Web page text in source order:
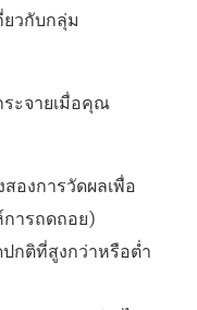
ยวกับกลุ่ม
ะจายเมื่อคุณ
องการวัดผลเพื่อ
การถดถอย)
กติที่สูงกว่าหรือต่ำ